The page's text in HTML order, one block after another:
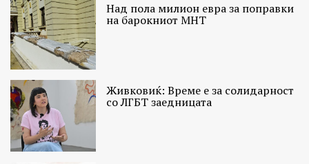
Над пола милион евра за поправки
на барокниот МНТ
Живковиќ: Време е за солидарност
со ЛГБТ заедницата